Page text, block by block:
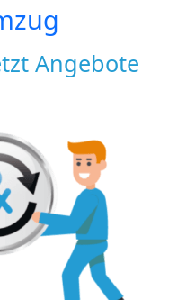
Angebote